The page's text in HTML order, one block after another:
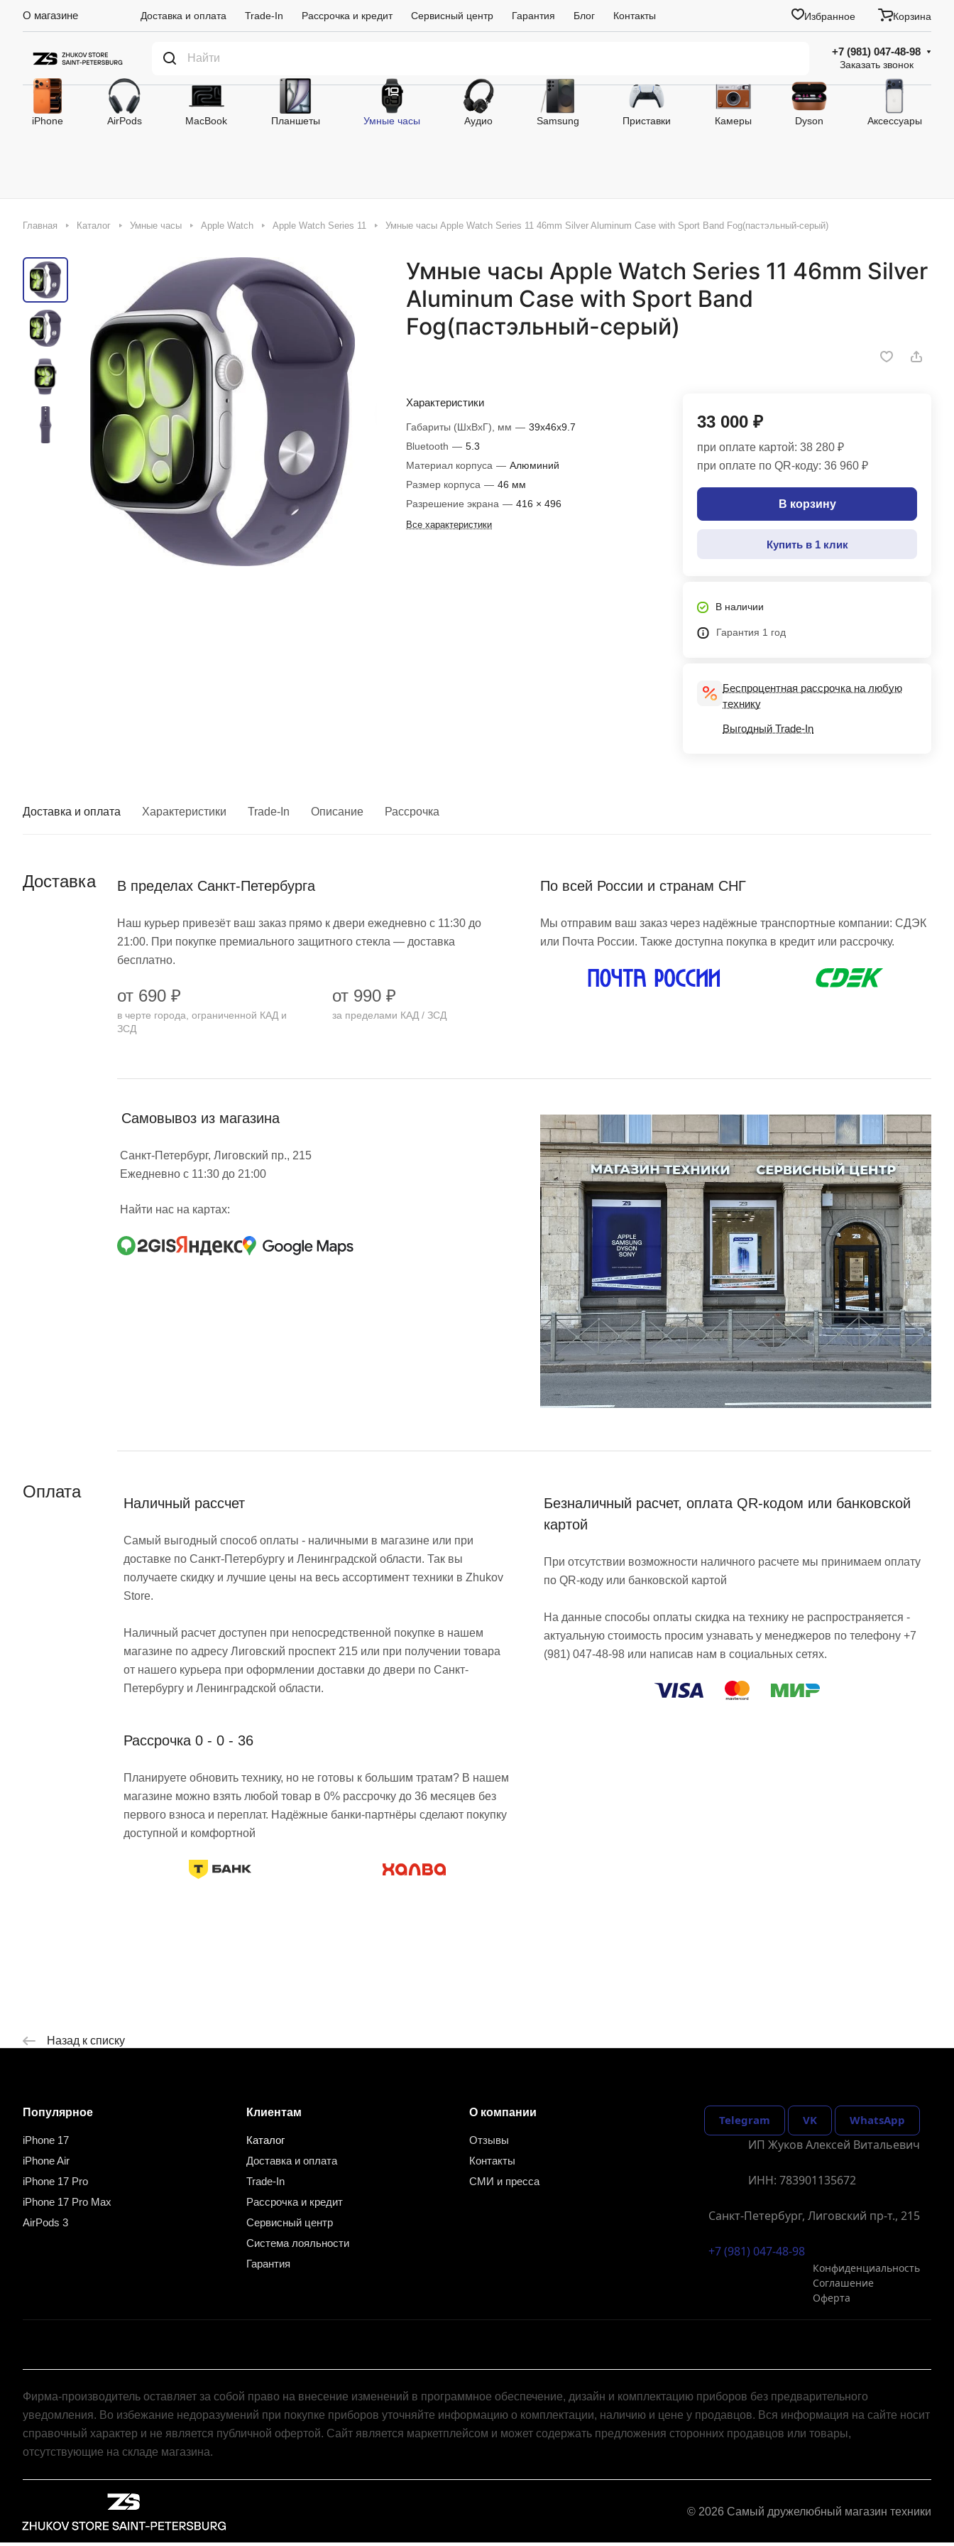
О магазине Доставка и оплата Trade-In Рассрочка и кредит Сервисный центр Гарантия Блог Контакты Избранное Корзина
+7 (981) 047-48-98
Заказать звонок
iPhone AirPods MacBook Планшеты Умные часы Аудио Samsung Приставки Камеры Dyson Аксессуары
Главная Каталог Умные часы Apple Watch Apple Watch Series 11 Умные часы Apple Watch Series 11 46mm Silver Aluminum Case with Sport Band Fog(пастэльный-серый)
Умные часы Apple Watch Series 11 46mm Silver
Aluminum Case with Sport Band
Fog(пастэльный-серый)
Характеристики
Габариты (ШxВxГ), мм — 39x46x9.7
Bluetooth — 5.3
Материал корпуса — Алюминий
Размер корпуса — 46 мм
Разрешение экрана — 416 × 496
Все характеристики
33 000 ₽
при оплате картой: 38 280 ₽
при оплате по QR-коду: 36 960 ₽
В корзину
Купить в 1 клик
В наличии
Гарантия 1 год
Беспроцентная рассрочка на любую
технику
Выгодный Trade-In
Доставка и оплата Характеристики Trade-In Описание Рассрочка
Доставка В пределах Санкт-Петербурга
Наш курьер привезёт ваш заказ прямо к двери ежедневно с 11:30 до
21:00. При покупке премиального защитного стекла — доставка
бесплатно.
от 690 ₽
в черте города, ограниченной КАД и
ЗСД
от 990 ₽
за пределами КАД / ЗСД
По всей России и странам СНГ
Мы отправим ваш заказ через надёжные транспортные компании: СДЭК
или Почта России. Также доступна покупка в кредит или рассрочку.
Самовывоз из магазина
Санкт-Петербург, Лиговский пр., 215
Ежедневно с 11:30 до 21:00
Найти нас на картах:
Оплата
Наличный рассчет
Самый выгодный способ оплаты - наличными в магазине или при
доставке по Санкт-Петербургу и Ленинградской области. Так вы
получаете скидку и лучшие цены на весь ассортимент техники в Zhukov
Store.
Наличный расчет доступен при непосредственной покупке в нашем
магазине по адресу Лиговский проспект 215 или при получении товара
от нашего курьера при оформлении доставки до двери по Санкт-
Петербургу и Ленинградской области.
Рассрочка 0 - 0 - 36
Планируете обновить технику, но не готовы к большим тратам? В нашем
магазине можно взять любой товар в 0% рассрочку до 36 месяцев без
первого взноса и переплат. Надёжные банки-партнёры сделают покупку
доступной и комфортной
Безналичный расчет, оплата QR-кодом или банковской
картой
При отсутствии возможности наличного расчете мы принимаем оплату
по QR-коду или банковской картой
На данные способы оплаты скидка на технику не распространяется -
актуальную стоимость просим узнавать у менеджеров по телефону +7
(981) 047-48-98 или написав нам в социальных сетях.
Назад к списку
Популярное
iPhone 17
iPhone Air
iPhone 17 Pro
iPhone 17 Pro Max
AirPods 3
Клиентам
Каталог
Доставка и оплата
Trade-In
Рассрочка и кредит
Сервисный центр
Система лояльности
Гарантия
О компании
Отзывы
Контакты
СМИ и пресса
Telegram VK WhatsApp
ИП Жуков Алексей Витальевич
ИНН: 783901135672
Санкт-Петербург, Лиговский пр-т., 215
+7 (981) 047-48-98
Конфиденциальность
Соглашение
Оферта
Фирма-производитель оставляет за собой право на внесение изменений в программное обеспечение, дизайн и комплектацию приборов без предварительного
уведомления. Во избежание недоразумений при покупке приборов уточняйте информацию о комплектации, наличию и цене у продавцов. Вся информация на сайте носит
справочный характер и не является публичной офертой. Сайт является маркетплейсом и может содержать предложения сторонних продавцов или товары,
отсутствующие на складе магазина.
© 2026 Самый дружелюбный магазин техники